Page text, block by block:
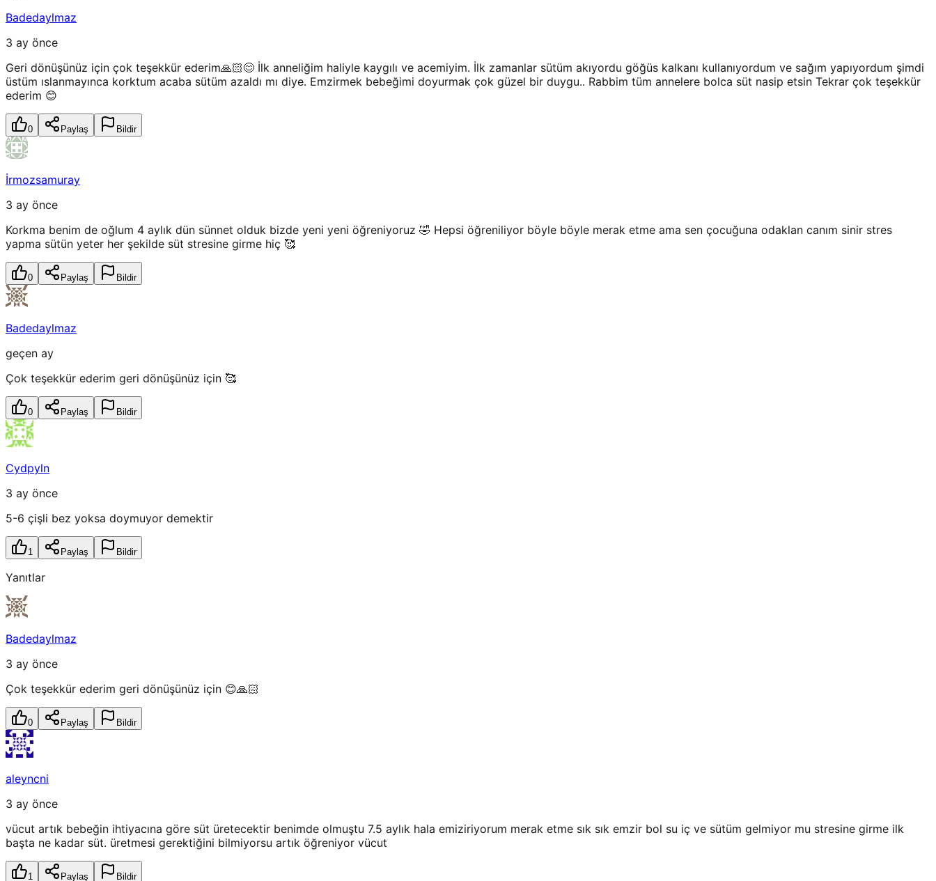
Badedaylmaz
3 ay önce
Geri dönüşünüz için çok teşekkür ederim🙏🏻😊 İlk anneliğim haliyle kaygılı ve acemiyim. İlk zamanlar sütüm akıyordu göğüs kalkanı kullanıyordum ve sağım yapıyordum şimdi
üstüm ıslanmayınca korktum acaba sütüm azaldı mı diye. Emzirmek bebeğimi doyurmak çok güzel bir duygu.. Rabbim tüm annelere bolca süt nasip etsin Tekrar çok teşekkür
ederim 😊
0 Paylaş Bildir
İrmozsamuray
3 ay önce
Korkma benim de oğlum 4 aylık dün sünnet olduk bizde yeni yeni öğreniyoruz 🤣 Hepsi öğreniliyor böyle böyle merak etme ama sen çocuğuna odaklan canım sinir stres
yapma sütün yeter her şekilde süt stresine girme hiç 🥰
0 Paylaş Bildir
Badedaylmaz
geçen ay
Çok teşekkür ederim geri dönüşünüz için 🥰
0 Paylaş Bildir
Cydpyln
3 ay önce
5-6 çişli bez yoksa doymuyor demektir
1 Paylaş Bildir
Yanıtlar
Badedaylmaz
3 ay önce
Çok teşekkür ederim geri dönüşünüz için 😊🙏🏻
0 Paylaş Bildir
aleyncni
3 ay önce
vücut artık bebeğin ihtiyacına göre süt üretecektir benimde olmuştu 7.5 aylık hala emiziriyorum merak etme sık sık emzir bol su iç ve sütüm gelmiyor mu stresine girme ilk
başta ne kadar süt. üretmesi gerektiğini bilmiyorsu artık öğreniyor vücut
1 Paylaş Bildir